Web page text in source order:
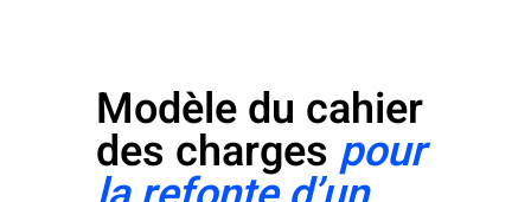
Modèle du cahier
des charges pour